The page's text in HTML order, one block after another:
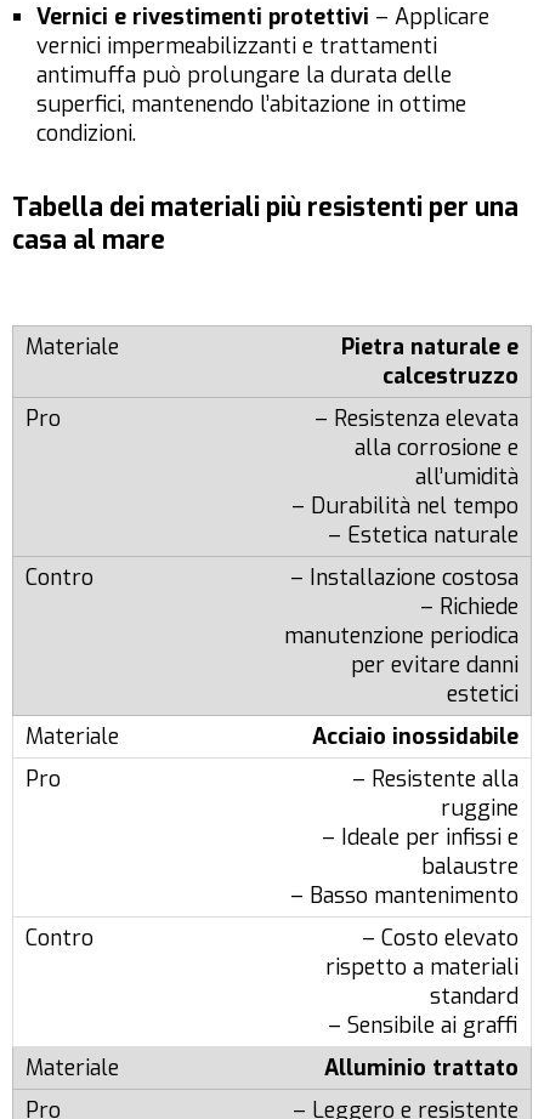
Vernici e rivestimenti protettivi – Applicare
vernici impermeabilizzanti e trattamenti
antimuffa può prolungare la durata delle
superfici, mantenendo l’abitazione in ottime
condizioni.
Tabella dei materiali più resistenti per una
casa al mare
Pietra naturale e
calcestruzzo
– Resistenza elevata
alla corrosione e
all’umidità
– Durabilità nel tempo
– Estetica naturale
– Installazione costosa
– Richiede
manutenzione periodica
per evitare danni
estetici
Acciaio inossidabile
– Resistente alla
ruggine
– Ideale per infissi e
balaustre
– Basso mantenimento
– Costo elevato
rispetto a materiali
standard
– Sensibile ai graffi
Alluminio trattato
– Leggero e resistente